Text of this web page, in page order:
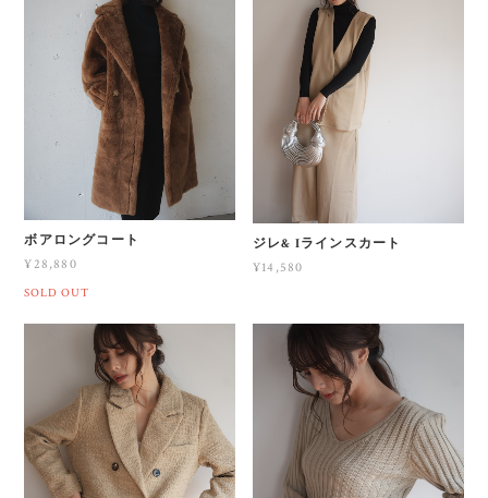
ボアロングコート
¥28,880
SOLD OUT
ジレ& Iラインスカート
¥14,580